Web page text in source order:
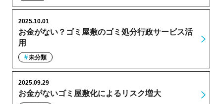
お金がない？ゴミ屋敷のゴミ処分行政サービス活
用
2025.10.01
未分類
お金がないゴミ屋敷化によるリスク増大
2025.09.29